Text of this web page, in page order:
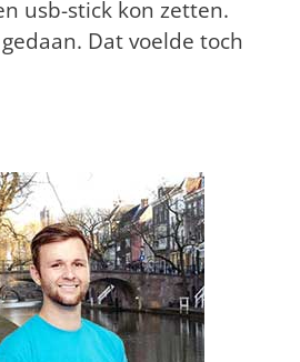
usb-stick kon zetten.
Dat voelde toch